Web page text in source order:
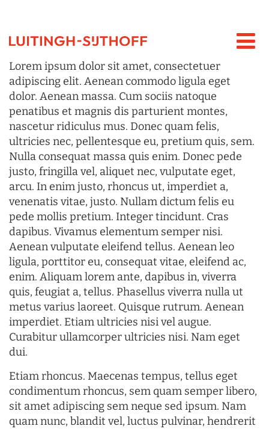
Lorem ipsum dolor sit amet, consectetuer
adipiscing elit. Aenean commodo ligula eget
dolor. Aenean massa. Cum sociis natoque
penatibus et magnis dis parturient montes,
nascetur ridiculus mus. Donec quam felis,
ultricies nec, pellentesque eu, pretium quis, sem.
Nulla consequat massa quis enim. Donec pede
justo, fringilla vel, aliquet nec, vulputate eget,
arcu. In enim justo, rhoncus ut, imperdiet a,
venenatis vitae, justo. Nullam dictum felis eu
pede mollis pretium. Integer tincidunt. Cras
dapibus. Vivamus elementum semper nisi.
Aenean vulputate eleifend tellus. Aenean leo
ligula, porttitor eu, consequat vitae, eleifend ac,
enim. Aliquam lorem ante, dapibus in, viverra
quis, feugiat a, tellus. Phasellus viverra nulla ut
metus varius laoreet. Quisque rutrum. Aenean
imperdiet. Etiam ultricies nisi vel augue.
Curabitur ullamcorper ultricies nisi. Nam eget
dui.
Etiam rhoncus. Maecenas tempus, tellus eget
condimentum rhoncus, sem quam semper libero,
sit amet adipiscing sem neque sed ipsum. Nam
quam nunc, blandit vel, luctus pulvinar, hendrerit